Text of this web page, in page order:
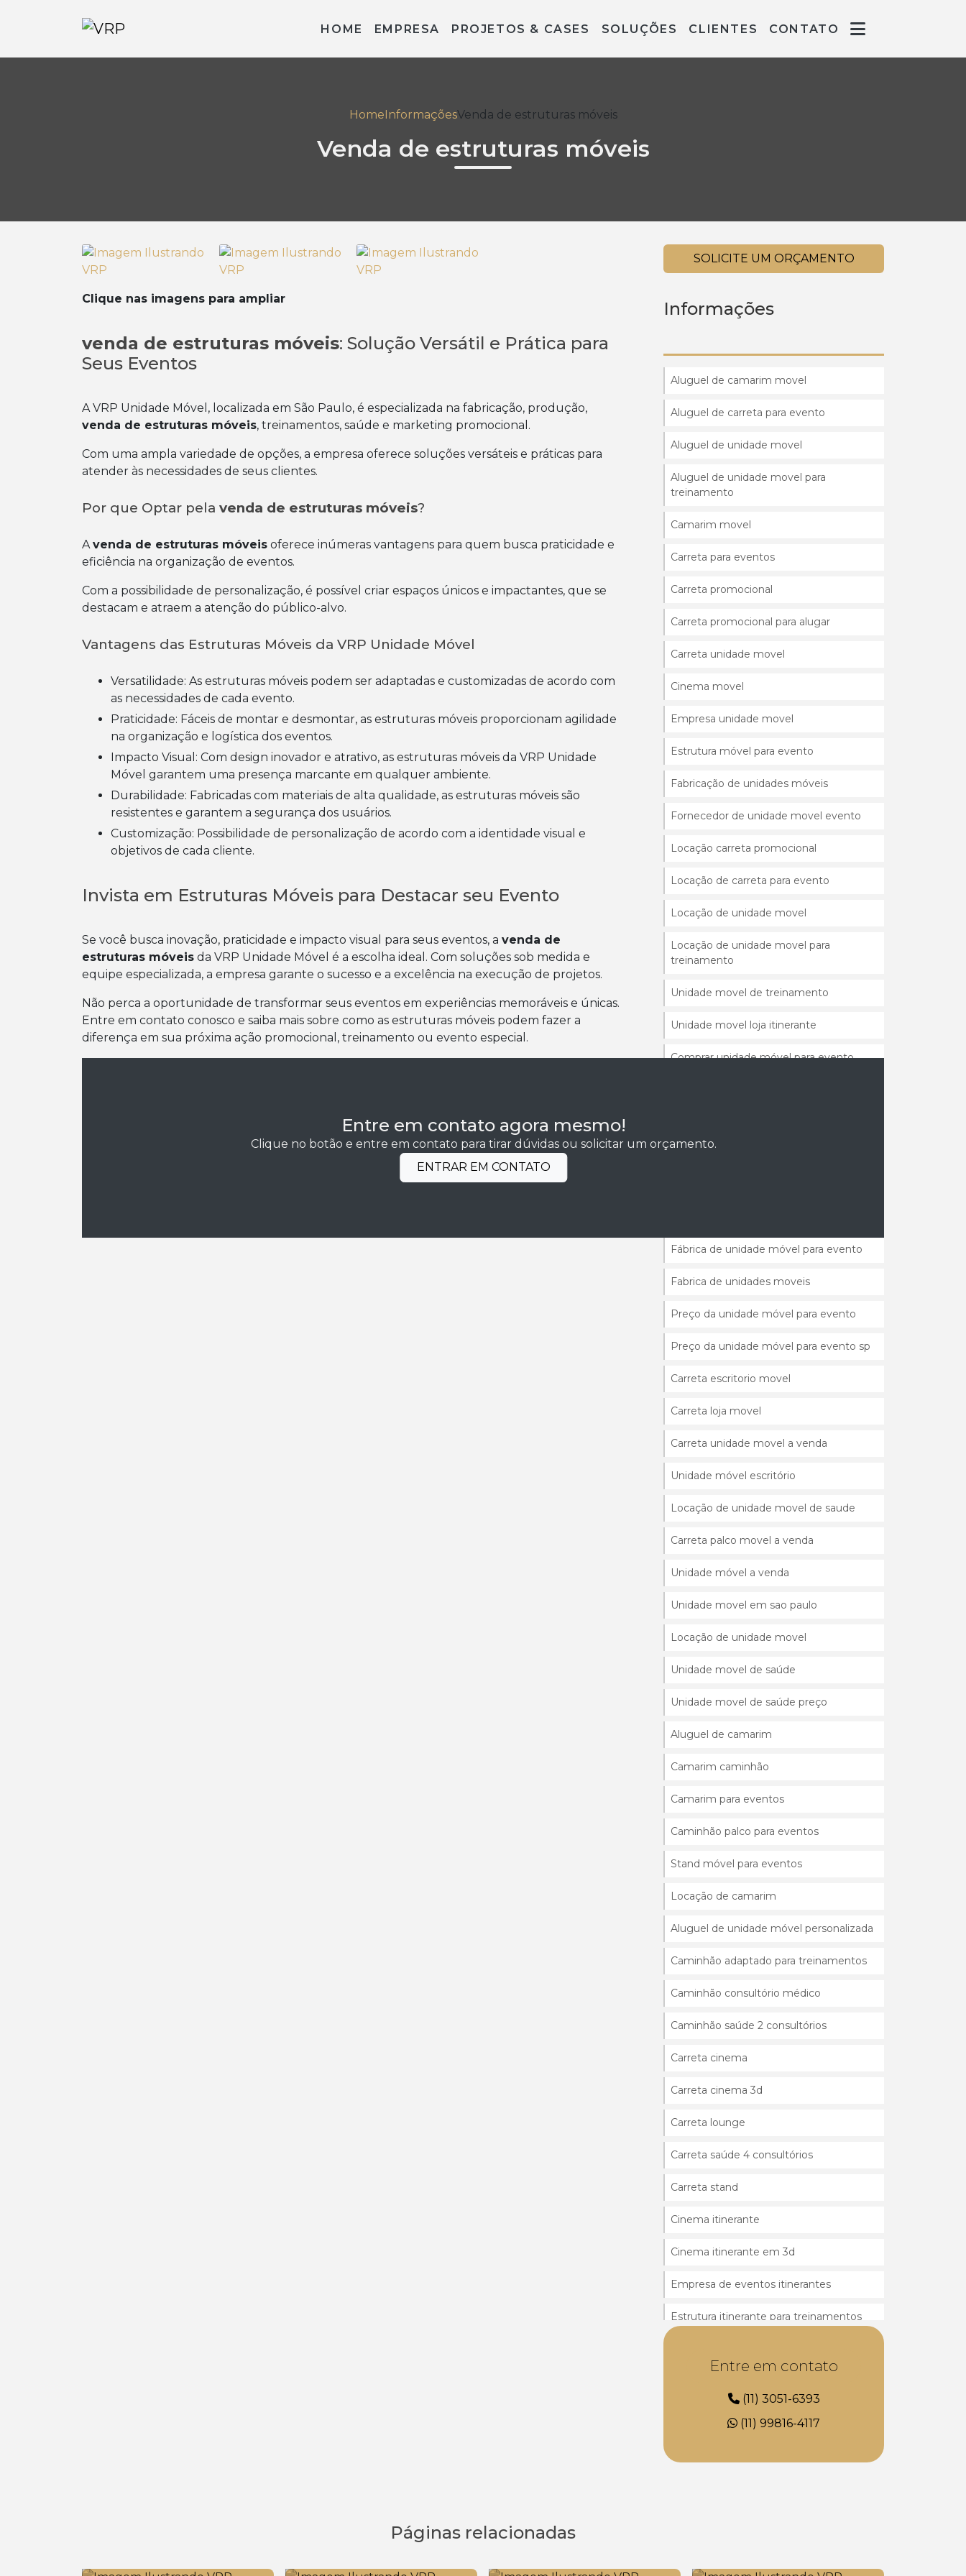
HOME EMPRESA PROJETOS & CASES SOLUÇÕES CLIENTES CONTATO
HomeInformaçõesVenda de estruturas móveis
Venda de estruturas móveis
Clique nas imagens para ampliar
venda de estruturas móveis: Solução Versátil e Prática para
Seus Eventos
A VRP Unidade Móvel, localizada em São Paulo, é especializada na fabricação, produção,
venda de estruturas móveis, treinamentos, saúde e marketing promocional.
Com uma ampla variedade de opções, a empresa oferece soluções versáteis e práticas para
atender às necessidades de seus clientes.
Por que Optar pela venda de estruturas móveis?
Avenda de estruturas móveis oferece inúmeras vantagens para quem busca praticidade e
eficiência na organização de eventos.
Com a possibilidade de personalização, é possível criar espaços únicos e impactantes, que se
destacam e atraem a atenção do público-alvo.
Vantagens das Estruturas Móveis da VRP Unidade Móvel
Versatilidade: As estruturas móveis podem ser adaptadas e customizadas de acordo com
as necessidades de cada evento.
Praticidade: Fáceis de montar e desmontar, as estruturas móveis proporcionam agilidade
na organização e logística dos eventos.
Móvel garantem uma presença marcante em qualquer ambiente.
Durabilidade: Fabricadas com materiais de alta qualidade, as estruturas móveis são
resistentes e garantem a segurança dos usuários.
Customização: Possibilidade de personalização de acordo com a identidade visual e
objetivos de cada cliente.
Invista em Estruturas Móveis para Destacar seu Evento
Se você busca inovação, praticidade e impacto visual para seus eventos, a venda de
estruturas móveis da VRP Unidade Móvel é a escolha ideal. Com soluções sob medida e
equipe especializada, a empresa garante o sucesso e a excelência na execução de projetos.
Não perca a oportunidade de transformar seus eventos em experiências memoráveis e únicas.
Entre em contato conosco e saiba mais sobre como as estruturas móveis podem fazer a
diferença em sua próxima ação promocional, treinamento ou evento especial.
Entre em contato agora mesmo!
Clique no botão e entre em contato para tirar dúvidas ou solicitar um orçamento.
ENTRAR EM CONTATO
SOLICITE UM ORÇAMENTO
Informações
Aluguel de camarim movel
Aluguel de carreta para evento
Aluguel de unidade movel
Aluguel de unidade movel para
treinamento
Camarim movel
Carreta para eventos
Carreta promocional
Carreta promocional para alugar
Carreta unidade movel
Cinema movel
Empresa unidade movel
Estrutura móvel para evento
Fabricação de unidades móveis
Fornecedor de unidade movel evento
Locação carreta promocional
Locação de carreta para evento
Locação de unidade movel
Locação de unidade movel para
treinamento
Unidade movel de treinamento
Unidade movel loja itinerante
Comprar unidade móvel para evento
evento
Fábrica de unidade móvel para evento
Fabrica de unidades moveis
Preço da unidade móvel para evento
Preço da unidade móvel para evento sp
Carreta escritorio movel
Carreta loja movel
Carreta unidade movel a venda
Unidade móvel escritório
Locação de unidade movel de saude
Carreta palco movel a venda
Unidade móvel a venda
Unidade movel em sao paulo
Locação de unidade movel
Unidade movel de saúde
Unidade movel de saúde preço
Aluguel de camarim
Camarim caminhão
Camarim para eventos
Caminhão palco para eventos
Stand móvel para eventos
Locação de camarim
Aluguel de unidade móvel personalizada
Caminhão adaptado para treinamentos
Caminhão consultório médico
Caminhão saúde 2 consultórios
Carreta cinema
Carreta cinema 3d
Carreta lounge
Carreta saúde 4 consultórios
Carreta stand
Cinema itinerante
Cinema itinerante em 3d
Empresa de eventos itinerantes
Estrutura itinerante para treinamentos
Entre em contato
(11) 3051-6393
(11) 99816-4117
Páginas relacionadas